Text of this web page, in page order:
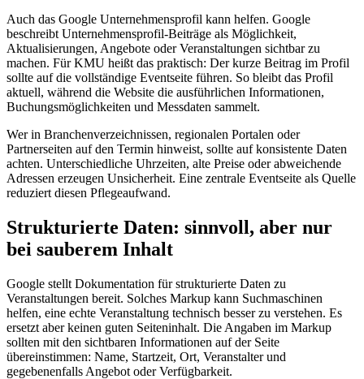
Auch das Google Unternehmensprofil kann helfen. Google
beschreibt Unternehmensprofil-Beiträge als Möglichkeit,
Aktualisierungen, Angebote oder Veranstaltungen sichtbar zu
machen. Für KMU heißt das praktisch: Der kurze Beitrag im Profil
sollte auf die vollständige Eventseite führen. So bleibt das Profil
aktuell, während die Website die ausführlichen Informationen,
Buchungsmöglichkeiten und Messdaten sammelt.
Wer in Branchenverzeichnissen, regionalen Portalen oder
Partnerseiten auf den Termin hinweist, sollte auf konsistente Daten
achten. Unterschiedliche Uhrzeiten, alte Preise oder abweichende
Adressen erzeugen Unsicherheit. Eine zentrale Eventseite als Quelle
reduziert diesen Pflegeaufwand.
Strukturierte Daten: sinnvoll, aber nur
bei sauberem Inhalt
Google stellt Dokumentation für strukturierte Daten zu
Veranstaltungen bereit. Solches Markup kann Suchmaschinen
helfen, eine echte Veranstaltung technisch besser zu verstehen. Es
ersetzt aber keinen guten Seiteninhalt. Die Angaben im Markup
sollten mit den sichtbaren Informationen auf der Seite
übereinstimmen: Name, Startzeit, Ort, Veranstalter und
gegebenenfalls Angebot oder Verfügbarkeit.